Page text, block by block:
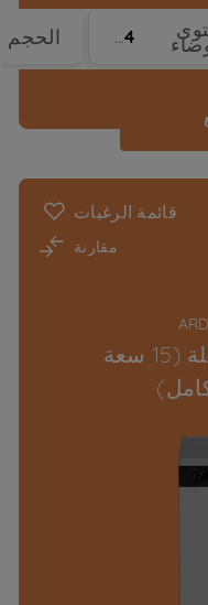
44 dBA الحجم
قائمة الرغبات
مقارنة
غسالة صحون مستقلة (15 سعة